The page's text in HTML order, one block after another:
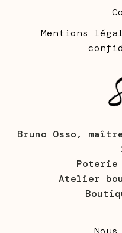
Mentions
Bruno Osso,
Poterie
Atelier